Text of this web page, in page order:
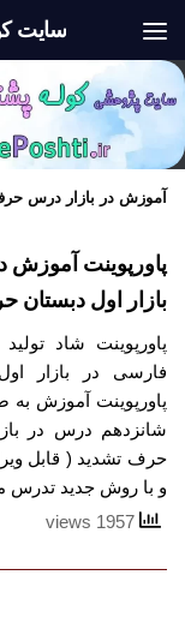
سایت
آموزش در بازار درس
پاورپوینت
بازار اول دبستان
پاورپوینت شاد
فارسی در بازار
پاورپوینت آموزش
شانزدهم درس در
حرف تشدید ( قابل
و با روش جدید تدرس